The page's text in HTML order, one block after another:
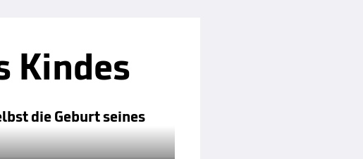
Kindes
die Geburt seines